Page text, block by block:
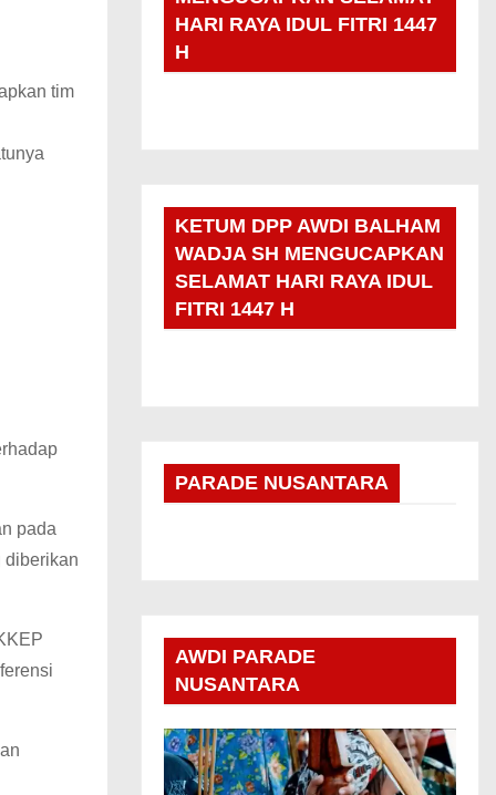
tim
pada
diberikan
HARI RAYA IDUL FITRI 1447
H
KETUM DPP AWDI BALHAM
WADJA SH MENGUCAPKAN
SELAMAT HARI RAYA IDUL
FITRI 1447 H
PARADE NUSANTARA
AWDI PARADE
NUSANTARA